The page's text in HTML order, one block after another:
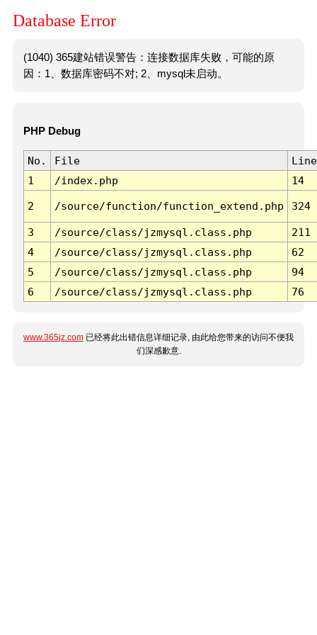
Database Error
(1040) 365建站错误警告：连接数据库失败，可能的原
因：1、数据库密码不对; 2、mysql未启动。
PHP Debug
No. File
Line
1
/index.php 14
2 /source/function/function_extend.php 324
3 /source/class/jzmysql.class.php
211
4
/source/class/jzmysql.class.php
62
5
/source/class/jzmysql.class.php
94
6
/source/class/jzmysql.class.php 76
www.365jz.com 已经将此出错信息详细记录, 由此给您带来的访问不便我
们深感歉意.